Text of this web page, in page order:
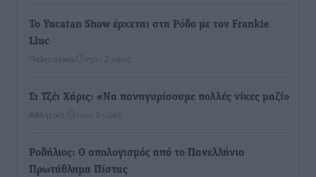
Το Yucatan Show έρχεται στη Ρόδο με τον Frankie
Lluc
Πολιτιστικά πριν 2 ώρες
Σι Τζέι Χάρις: «Να πανηγυρίσουμε πολλές νίκες μαζί»
Αθλητικά πριν 3 ώρες
Ροδήλιος: Ο απολογισμός από το Πανελλήνιο
Πρωτάθλημα Πίστας